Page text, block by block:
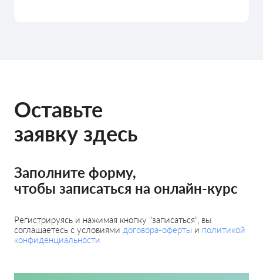
Оставьте
заявку здесь
Заполните форму,
чтобы записаться на онлайн-курс
Регистрируясь и нажимая кнопку "записаться", вы
соглашаетесь с условиями договора-оферты и политикой
конфиденциальности